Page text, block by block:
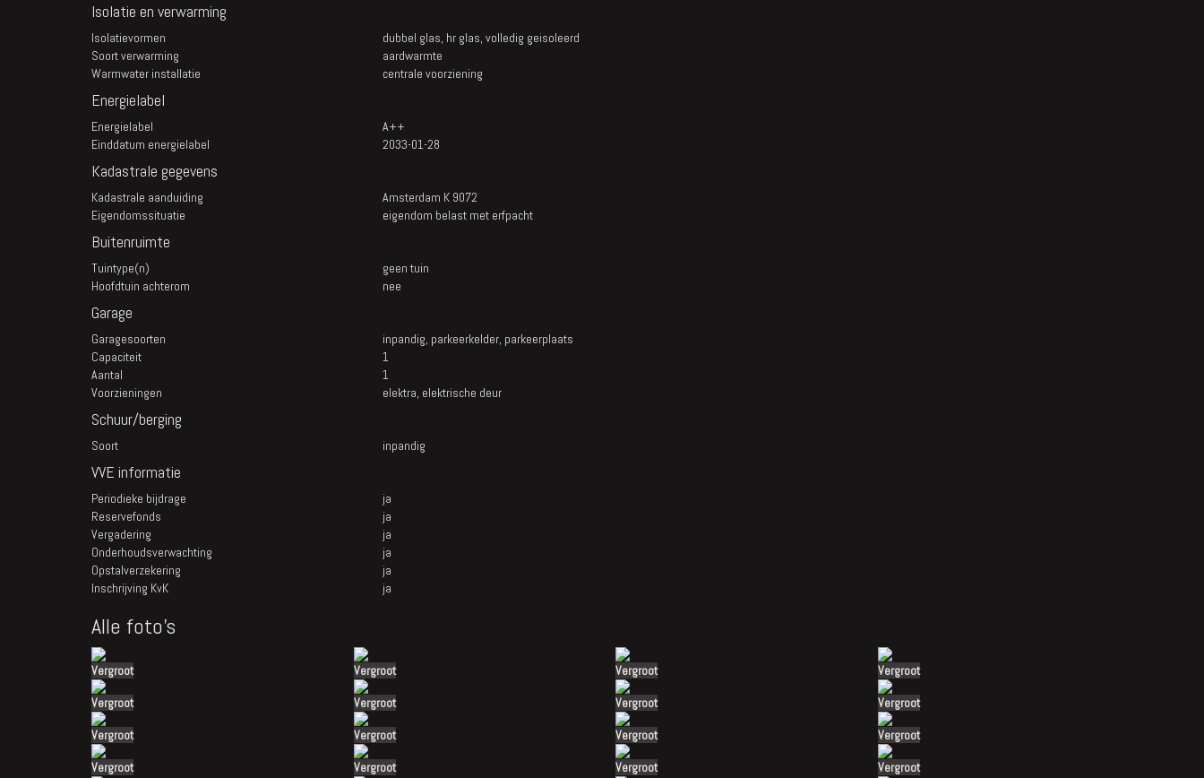
Isolatie en verwarming
Isolatievormen
dubbel glas, hr glas, volledig geisoleerd
Soort verwarming
aardwarmte
Warmwater installatie
centrale voorziening
Energielabel
Energielabel
A++
Einddatum energielabel
2033-01-28
Kadastrale gegevens
Kadastrale aanduiding
Amsterdam K 9072
Eigendomssituatie
eigendom belast met erfpacht
Buitenruimte
Tuintype(n)
geen tuin
Hoofdtuin achterom
nee
Garage
Garagesoorten
inpandig, parkeerkelder, parkeerplaats
Capaciteit
1
Aantal
1
Voorzieningen
elektra, elektrische deur
Schuur/berging
Soort inpandig
VVE informatie
Periodieke bijdrage
ja
Reservefonds
ja
Vergadering
ja
Onderhoudsverwachting
ja
Opstalverzekering
ja
Inschrijving KvK
ja
Alle foto's
Vergroot Vergroot Vergroot
Vergroot
Vergroot
Vergroot Vergroot
Vergroot
Vergroot
Vergroot Vergroot
Vergroot
Vergroot
Vergroot Vergroot Vergroot